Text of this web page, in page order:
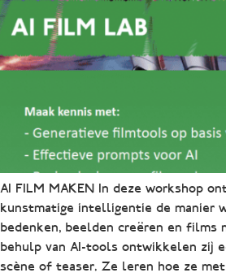
AI FILM MAKEN In deze workshop
kunstmatige intelligentie de manier
bedenken, beelden creëren en films
behulp van AI-tools ontwikkelen zij
scène of teaser. Ze leren hoe ze